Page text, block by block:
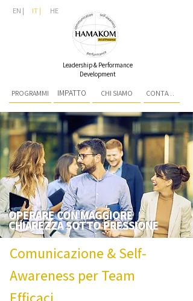
EN | IT | HE
Leadership & Performance
Development
PROGRAMMI IMPATTO CHI SIAMO CONTATTI
OPERARE CON MAGGIORE
CHIAREZZA SOTTO PRESSIONE
Comunicazione & Self-
Awareness per Team